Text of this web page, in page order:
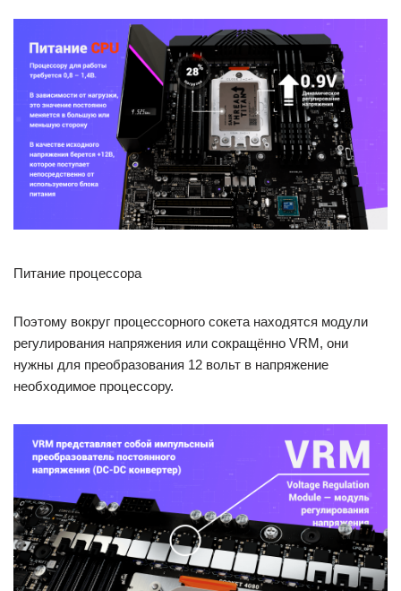
Питание процессора
Поэтому вокруг процессорного сокета находятся модули
регулирования напряжения или сокращённо VRM, они
нужны для преобразования 12 вольт в напряжение
необходимое процессору.